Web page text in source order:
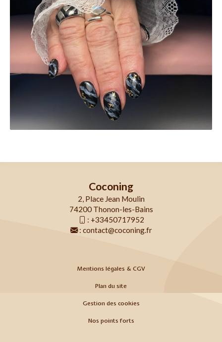
Coconing
2, Place Jean Moulin
74200 Thonon-les-Bains
: +33450717952
: contact@coconing.fr
Mentions légales & CGV
Plan du site
Gestion des cookies
Nos points forts